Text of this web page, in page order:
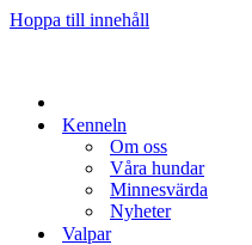
Hoppa till innehåll
Kenneln
Om oss
Våra hundar
Minnesvärda
Nyheter
Valpar